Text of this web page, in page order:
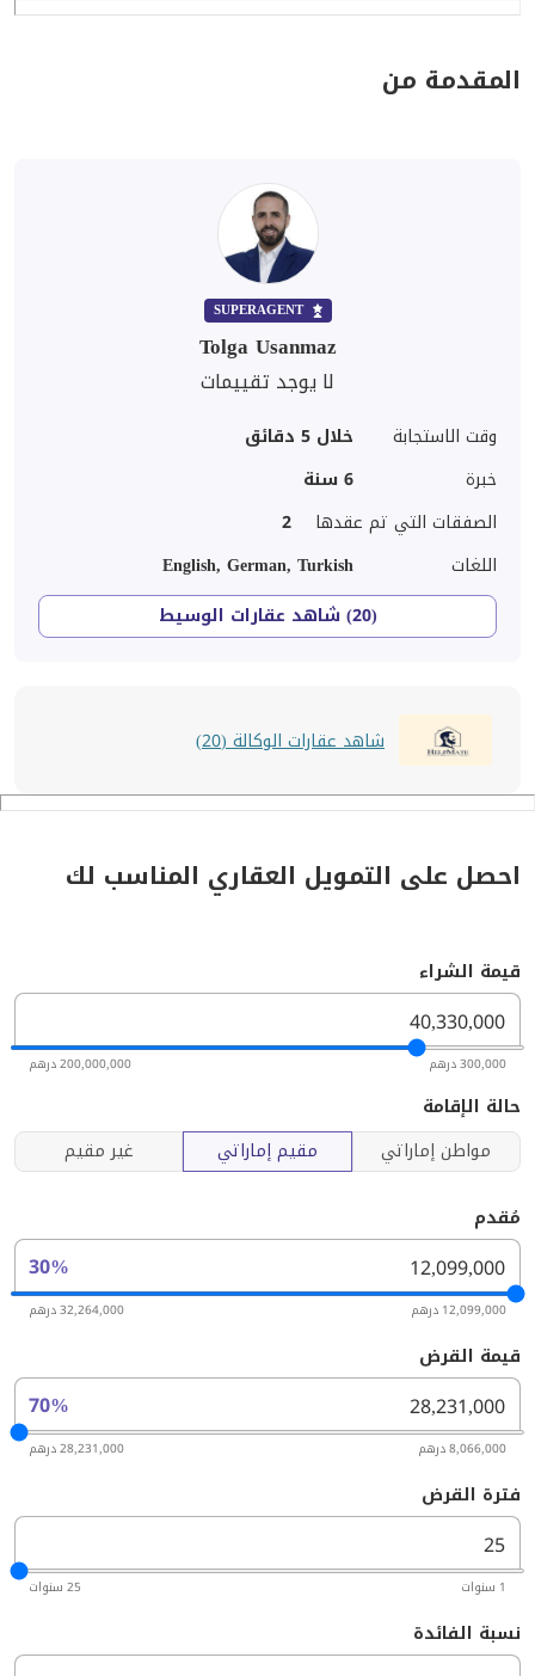
المقدمة من
SUPERAGENT
Tolga Usanmaz
لا يوجد تقييمات
وقت الاستجابة
خلال 5 دقائق
خبرة
6 سنة
الصفقات التي تم عقدها
2
اللغات
English, German, Turkish
(20) شاهد عقارات الوسيط
شاهد عقارات الوكالة (20)
احصل على التمويل العقاري المناسب لك
قيمة الشراء
300,000 درهم 200,000,000 درهم
حالة الإقامة
مواطن إماراتي
مقيم إماراتي غير مقيم
مُقدم
30%
12,099,000 درهم 32,264,000 درهم
قيمة القرض
70%
8,066,000 درهم 28,231,000 درهم
فترة القرض
1 سنوات 25 سنوات
نسبة الفائدة